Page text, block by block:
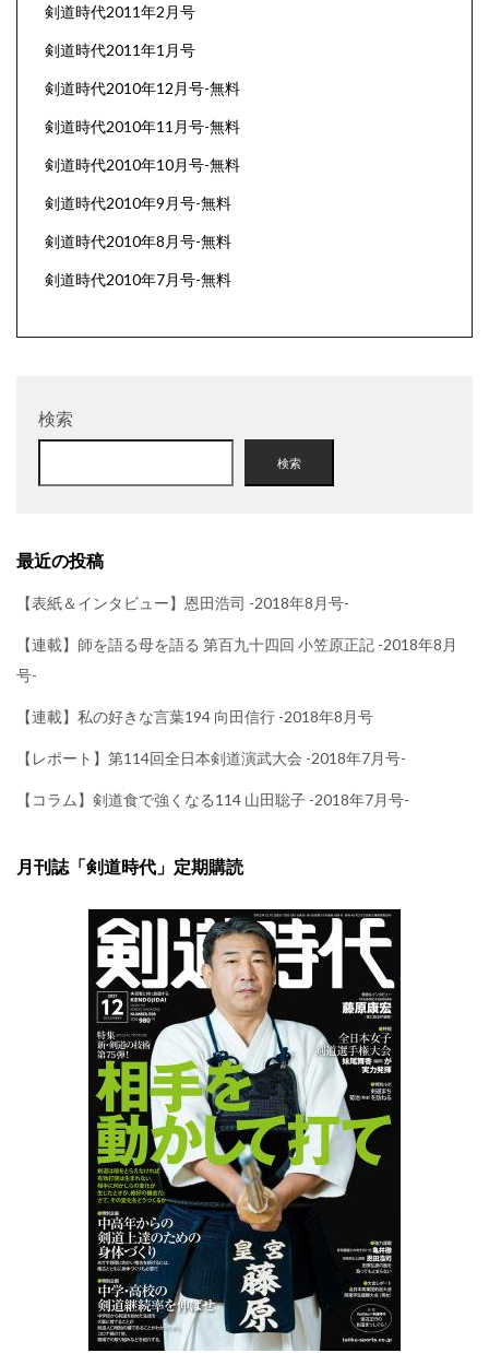
剣道時代2011年2月号
剣道時代2011年1月号
剣道時代2010年12月号-無料
剣道時代2010年11月号-無料
剣道時代2010年10月号-無料
剣道時代2010年9月号-無料
剣道時代2010年8月号-無料
剣道時代2010年7月号-無料
検索
検索
最近の投稿
【表紙＆インタビュー】恩田浩司 -2018年8月号-
【連載】師を語る母を語る 第百九十四回 小笠原正記 -2018年8月
号-
【連載】私の好きな言葉194 向田信行 -2018年8月号
【レポート】第114回全日本剣道演武大会 -2018年7月号-
【コラム】剣道食で強くなる114 山田聡子 -2018年7月号-
月刊誌「剣道時代」定期購読